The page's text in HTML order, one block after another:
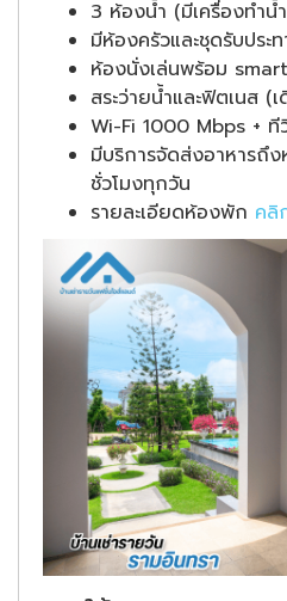
3 ห้องน้ำ (มีเครื่องทำน้
มีห้องครัวและชุดรับประ
ห้องนั่งเล่นพร้อม
สระว่ายน้ำและฟิตเนส (
Wi-Fi 1000 Mbps +
มีบริการจัดส่งอาหารถึ
ชั่วโมงทุกวัน
รายละเอียดห้องพัก คลิ